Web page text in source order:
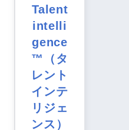
Talent
intelli
gence
™（タ
レント
インテ
リジェ
ンス）